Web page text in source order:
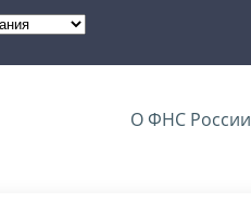
О ФНС России